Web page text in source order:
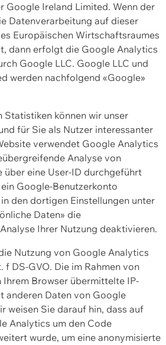
Google Ireland Limited. Wenn der
Datenverarbeitung auf dieser
Europäischen Wirtschaftsraumes
dann erfolgt die Google Analytics
Google LLC. Google LLC und
werden nachfolgend «Google»
Statistiken können wir unser
für Sie als Nutzer interessanter
verwendet Google Analytics
Analyse von
über eine User-ID durchgeführt
Google-Benutzerkonto
den dortigen Einstellungen unter
Daten» die
Ihrer Nutzung deaktivieren.
Nutzung von Google Analytics
f DS-GVO. Die im Rahmen von
Browser übermittelte IP-
anderen Daten von Google
weisen Sie darauf hin, dass auf
Analytics um den Code
wurde, um eine anonymisierte